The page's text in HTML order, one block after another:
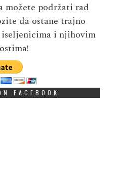
možete podržati rad
da ostane trajno
iseljenicima i njihovim
FACEBOOK